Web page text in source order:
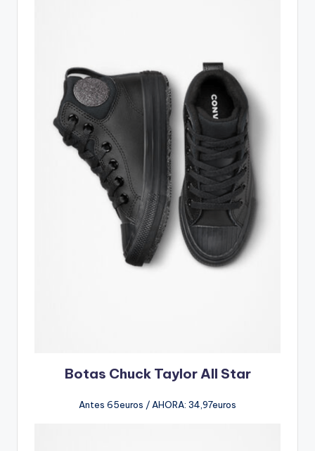
Botas Chuck Taylor All Star
Antes 65euros / AHORA: 34,97euros